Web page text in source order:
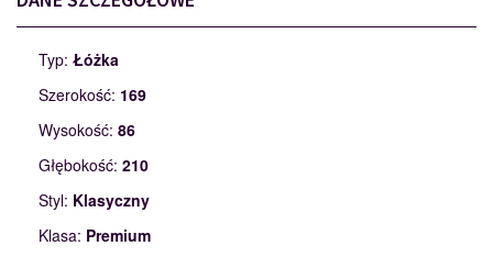
Typ: Łóżka
Szerokość: 169
Wysokość: 86
Głębokość: 210
Styl: Klasyczny
Klasa: Premium